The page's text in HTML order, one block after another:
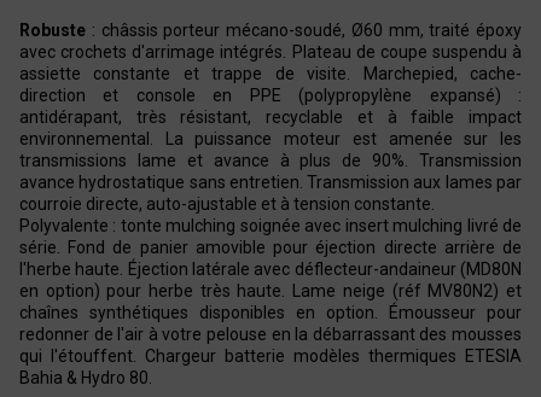
Robuste : châssis porteur mécano-soudé, Ø60 mm, traité époxy
avec crochets d'arrimage intégrés. Plateau de coupe suspendu à
assiette constante et trappe de visite. Marchepied, cache-
direction et console en PPE (polypropylène expansé) :
antidérapant, très résistant, recyclable et à faible impact
environnemental. La puissance moteur est amenée sur les
transmissions lame et avance à plus de 90%. Transmission
avance hydrostatique sans entretien. Transmission aux lames par
courroie directe, auto-ajustable et à tension constante.
Polyvalente : tonte mulching soignée avec insert mulching livré de
série. Fond de panier amovible pour éjection directe arrière de
l'herbe haute. Éjection latérale avec déflecteur-andaineur (MD80N
en option) pour herbe très haute. Lame neige (réf MV80N2) et
chaînes synthétiques disponibles en option. Émousseur pour
redonner de l'air à votre pelouse en la débarrassant des mousses
qui l'étouffent. Chargeur batterie modèles thermiques ETESIA
Bahia & Hydro 80.